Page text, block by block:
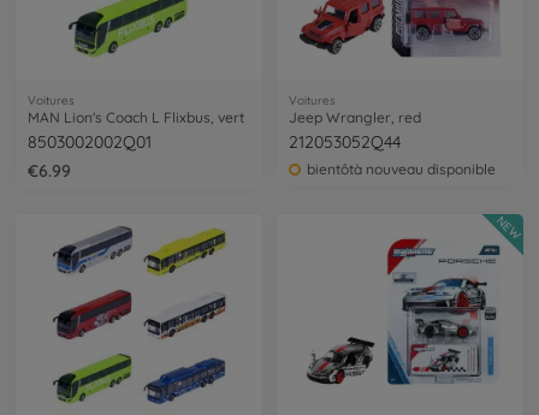
Voitures
MAN Lion's Coach L Flixbus, vert
8503002002Q01
€6.99
Voitures
Jeep Wrangler, red
212053052Q44
bientôtà nouveau disponible
NEW